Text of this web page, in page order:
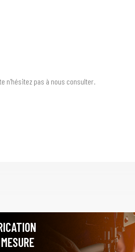
n'hésitez pas à nous consulter.